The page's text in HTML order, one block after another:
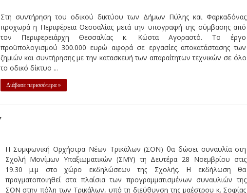
τον Περιφερειάρχη Θεσσαλίας κ. Κώστα Αγοραστό. Το έργο
προϋπολογισμού 300.000 ευρώ αφορά σε εργασίες αποκατάστασης των
ζημιών και συντήρησης με την κατασκευή των απαραίτητων τεχνικών σε όλο
το οδικό δίκτυο ...
Διάβασε περισσότερα »
19.30 μ.μ στο χώρο εκδηλώσεων της Σχολής. Η εκδήλωση θα
πραγματοποιηθεί στα πλαίσια των προγραμματισμένων συναυλιών της
ΣΟΝ στην πόλη των Τρικάλων, υπό τη διεύθυνση της μαέστρου κ. Σοφίας
Γιολδάση. Εκ ...